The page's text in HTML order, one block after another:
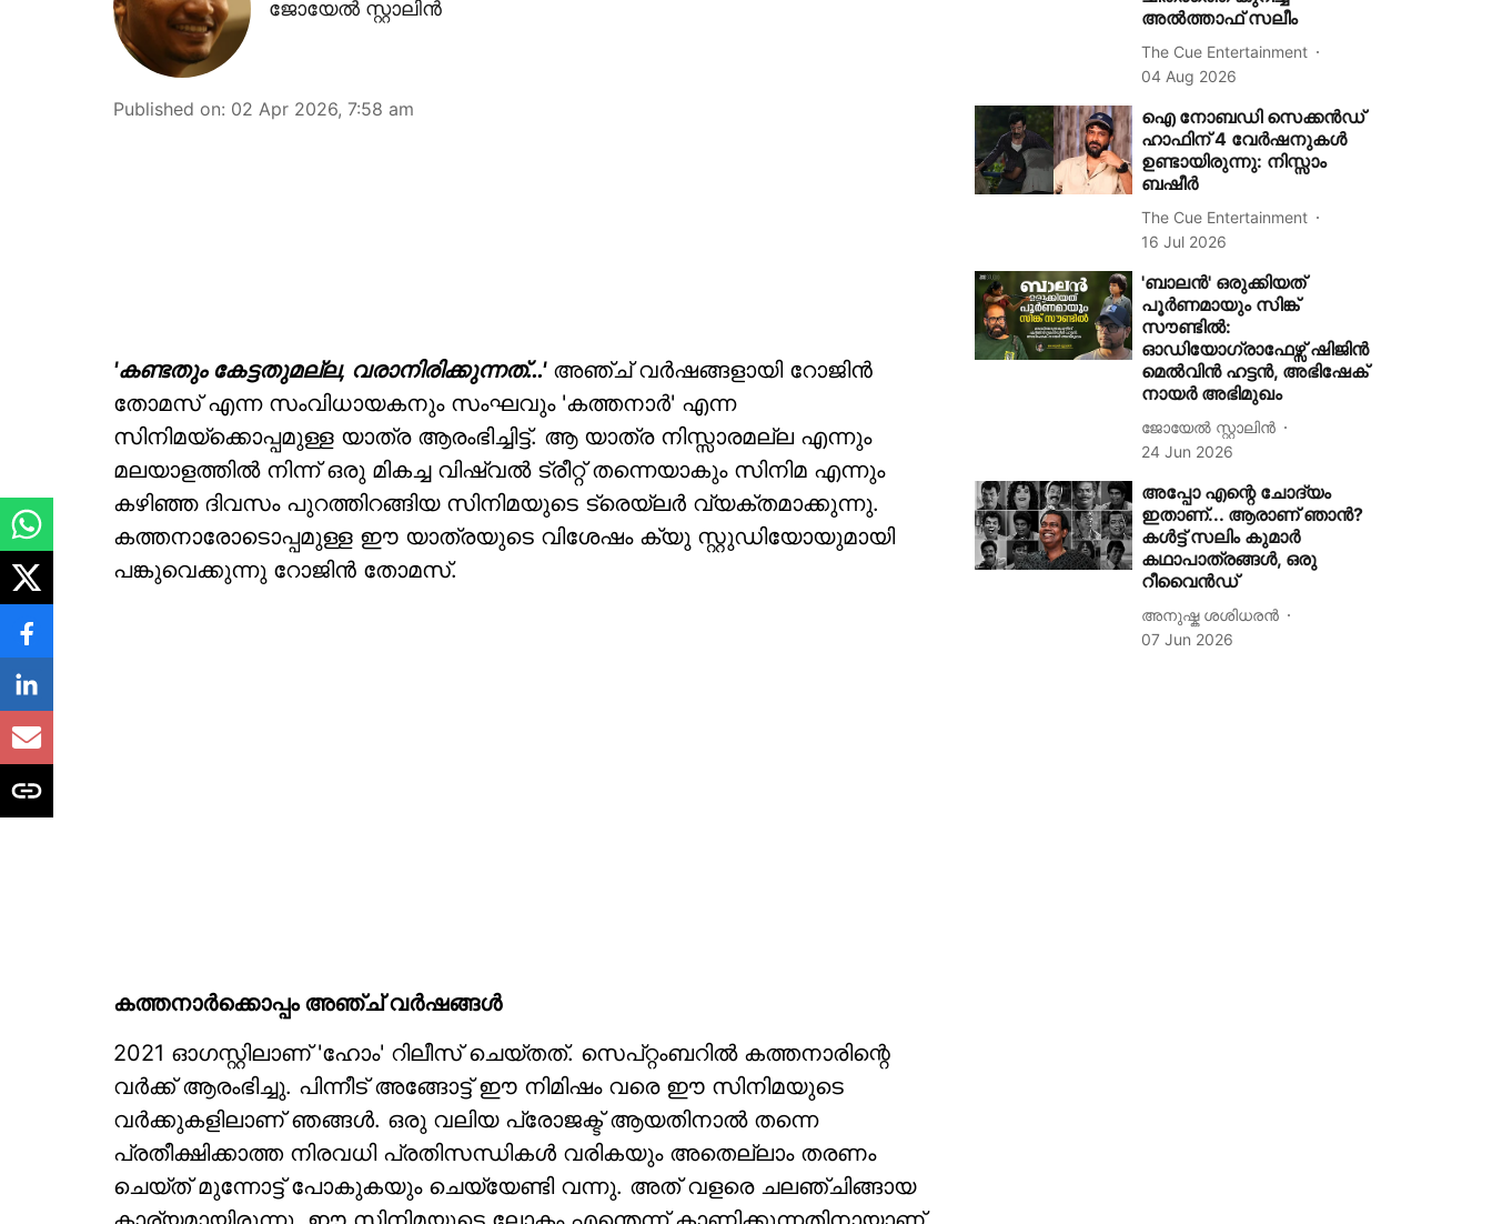
ജോയേൽ സ്റ്റാലിൻ
Published on: 02 Apr 2026, 7:58 am
'കണ്ടതും കേട്ടതുമല്ല, വരാനിരിക്കുന്നത്…'അഞ്ച് വർഷങ്ങളായി റോജിൻ
തോമസ് എന്ന സംവിധായകനും സംഘവും 'കത്തനാർ' എന്ന
സിനിമയ്‌ക്കൊപ്പമുള്ള യാത്ര ആരംഭിച്ചിട്ട്. ആ യാത്ര നിസ്സാരമല്ല എന്നും
മലയാളത്തിൽ നിന്ന് ഒരു മികച്ച വിഷ്വൽ ട്രീറ്റ് തന്നെയാകും സിനിമ എന്നും
കഴിഞ്ഞ ദിവസം പുറത്തിറങ്ങിയ സിനിമയുടെ ട്രെയ്‌ലർ വ്യക്തമാക്കുന്നു.
കത്തനാരോടൊപ്പമുള്ള ഈ യാത്രയുടെ വിശേഷം ക്യു സ്റ്റുഡിയോയുമായി
പങ്കുവെക്കുന്നു റോജിൻ തോമസ്.
കത്തനാർക്കൊപ്പം അഞ്ച് വർഷങ്ങൾ
2021 ഓഗസ്റ്റിലാണ് 'ഹോം' റിലീസ് ചെയ്തത്. സെപ്റ്റംബറിൽ കത്തനാരിന്റെ
വർക്ക് ആരംഭിച്ചു. പിന്നീട് അങ്ങോട്ട് ഈ നിമിഷം വരെ ഈ സിനിമയുടെ
വർക്കുകളിലാണ് ഞങ്ങൾ. ഒരു വലിയ പ്രോജക്ട് ആയതിനാൽ തന്നെ
പ്രതീക്ഷിക്കാത്ത നിരവധി പ്രതിസന്ധികൾ വരികയും അതെല്ലാം തരണം
ചെയ്ത് മുന്നോട്ട് പോകുകയും ചെയ്യേണ്ടി വന്നു. അത് വളരെ ചലഞ്ചിങ്ങായ
അൽത്താഫ് സലീം
The Cue Entertainment
04 Aug 2026
ഐ നോബഡി സെക്കന്‍ഡ്
ഹാഫിന് 4 വേര്‍ഷനുകള്‍
ഉണ്ടായിരുന്നു: നിസ്സാം
ബഷീർ
The Cue Entertainment
16 Jul 2026
'ബാലൻ' ഒരുക്കിയത്
പൂർണമായും സിങ്ക്
സൗണ്ടിൽ:
ഓഡിയോഗ്രാഫേഴ്സ് ഷിജിൻ
മെൽവിൻ ഹട്ടൻ, അഭിഷേക്
നായർ അഭിമുഖം
ജോയേൽ സ്റ്റാലിൻ
24 Jun 2026
അപ്പോ എന്റെ ചോദ്യം
ഇതാണ്... ആരാണ് ഞാൻ?
കൾട്ട് സലിം കുമാർ
കഥാപാത്രങ്ങൾ, ഒരു
റീവൈൻഡ്
അനുഷ്ക ശശിധരൻ
07 Jun 2026